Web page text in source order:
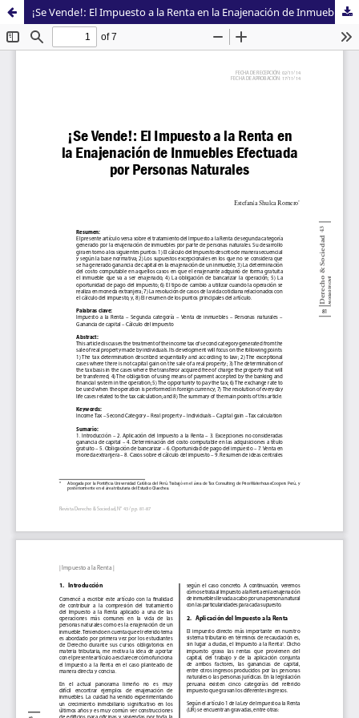
¡Se Vende!: El Impuesto a la Renta en la Enajenación de Inmuebles Efectuada por Personas Naturales